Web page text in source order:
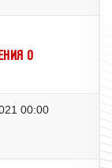
О
00:00